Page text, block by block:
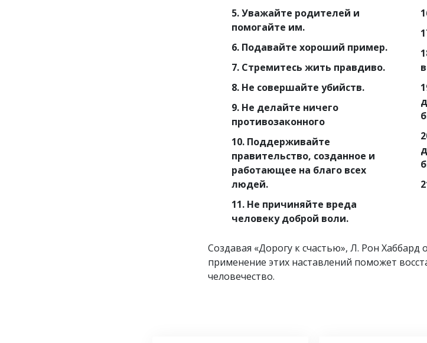
5. Уважайте родителей и
помогайте им.
6. Подавайте хороший пример.
7. Стремитесь жить правдиво.
8. Не совершайте убийств.
9. Не делайте ничего
противозаконного
10. Поддерживайте
правительство, созданное и
работающее на благо всех
людей.
11. Не причиняйте вреда
человеку доброй воли.
Создавая «Дорогу к счастью», Л. Рон
применение этих наставлений поможет
человечество.